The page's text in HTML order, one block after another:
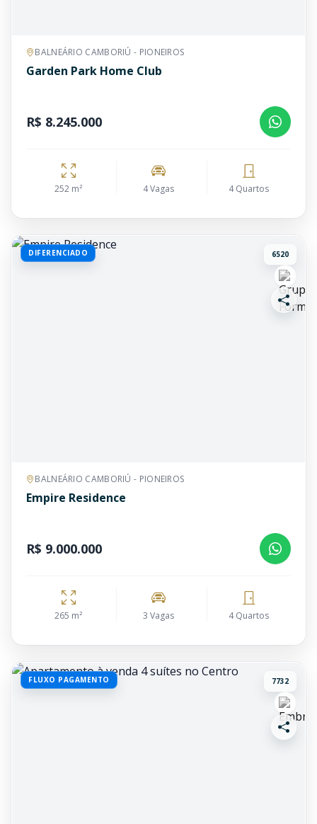
BALNEÁRIO CAMBORIÚ - PIONEIROS
Garden Park Home Club
R$ 8.245.000
252 m² 4 Vagas 4 Quartos
DIFERENCIADO 6520
BALNEÁRIO CAMBORIÚ - PIONEIROS
Empire Residence
R$ 9.000.000
265 m² 3 Vagas 4 Quartos
FLUXO PAGAMENTO 7732